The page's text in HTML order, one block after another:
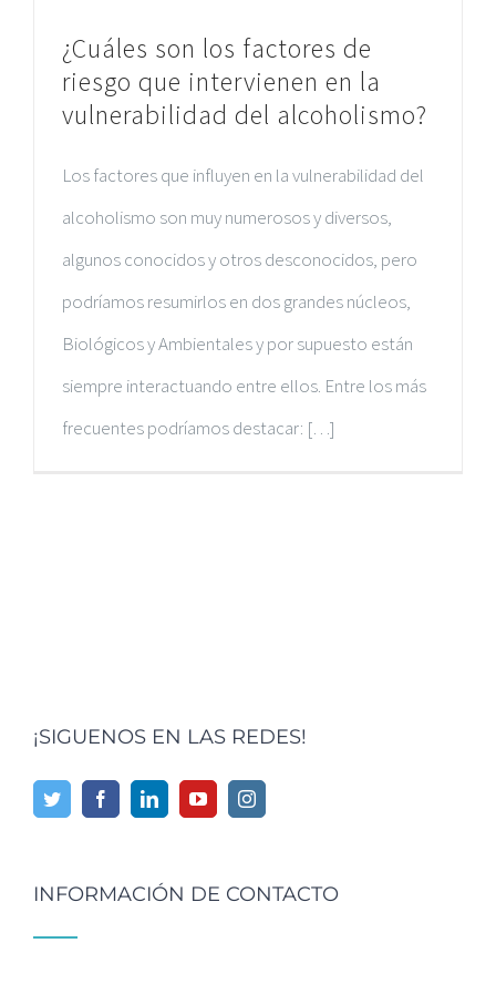
¿Cuáles son los factores de
riesgo que intervienen en la
vulnerabilidad del alcoholismo?
Los factores que influyen en la vulnerabilidad del
alcoholismo son muy numerosos y diversos,
algunos conocidos y otros desconocidos, pero
podríamos resumirlos en dos grandes núcleos,
Biológicos y Ambientales y por supuesto están
siempre interactuando entre ellos. Entre los más
frecuentes podríamos destacar: […]
¡SIGUENOS EN LAS REDES!
INFORMACIÓN DE CONTACTO